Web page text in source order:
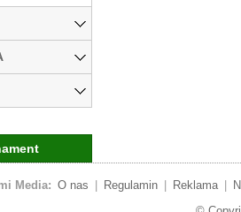
Media: O nas Regulamin Reklama